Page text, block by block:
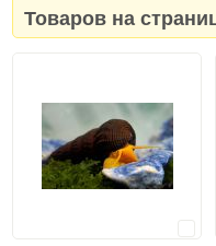
Товаров на